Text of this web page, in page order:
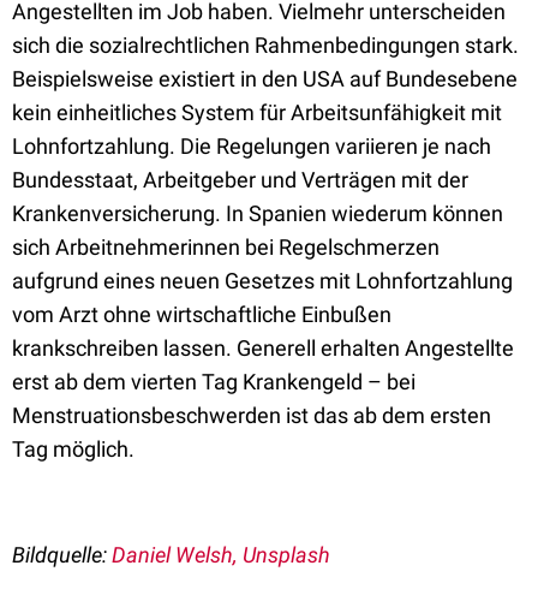
Angestellten im Job haben. Vielmehr unterscheiden
sich die sozialrechtlichen Rahmenbedingungen stark.
Beispielsweise existiert in den USA auf Bundesebene
kein einheitliches System für Arbeitsunfähigkeit mit
Lohnfortzahlung. Die Regelungen variieren je nach
Bundesstaat, Arbeitgeber und Verträgen mit der
Krankenversicherung. In Spanien wiederum können
sich Arbeitnehmerinnen bei Regelschmerzen
aufgrund eines neuen Gesetzes mit Lohnfortzahlung
vom Arzt ohne wirtschaftliche Einbußen
krankschreiben lassen. Generell erhalten Angestellte
erst ab dem vierten Tag Krankengeld – bei
Menstruationsbeschwerden ist das ab dem ersten
Tag möglich.
Bildquelle:Daniel Welsh, Unsplash